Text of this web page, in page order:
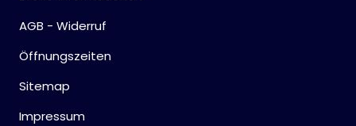
AGB - Widerruf
Öffnungszeiten
Sitemap
Impressum